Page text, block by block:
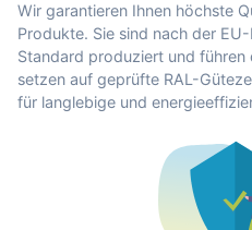
Wir garantieren Ihnen höchste
Produkte. Sie sind nach der
Standard produziert und führen
setzen auf geprüfte RAL-
für langlebige und